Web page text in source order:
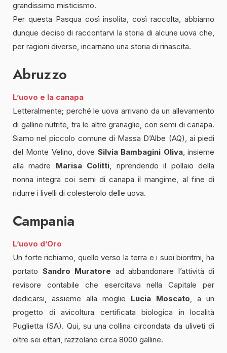
grandissimo misticismo.
Per questa Pasqua così insolita, così raccolta, abbiamo
dunque deciso di raccontarvi la storia di alcune uova che,
per ragioni diverse, incarnano una storia di rinascita.
Abruzzo
L’uovo e la canapa
Letteralmente; perché le uova arrivano da un allevamento
di galline nutrite, tra le altre granaglie, con semi di canapa.
Siamo nel piccolo comune di Massa D’Albe (AQ), ai piedi
del Monte Velino, dove Silvia Bambagini Oliva, insieme
alla madre Marisa Colitti, riprendendo il pollaio della
nonna integra coi semi di canapa il mangime, al fine di
ridurre i livelli di colesterolo delle uova.
Campania
L’uovo d’Oro
Un forte richiamo, quello verso la terra e i suoi bioritmi, ha
portato Sandro Muratore ad abbandonare l’attività di
revisore contabile che esercitava nella Capitale per
dedicarsi, assieme alla moglie Lucia Moscato, a un
progetto di avicoltura certificata biologica in località
Puglietta (SA). Qui, su una collina circondata da uliveti di
oltre sei ettari, razzolano circa 8000 galline.